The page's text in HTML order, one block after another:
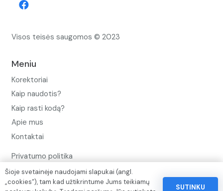
Visos teisės saugomos © 2023
Meniu
Korektoriai
Kaip naudotis?
Kaip rasti kodą?
Apie mus
Kontaktai
Privatumo politika
Pinigų ir prekių grąžinimo politika
Paslaugų naudojimo sąlygos ir taisyklės
Šioje svetainėje naudojami slapukai (angl.
„cookies“), tam kad užtikrintume Jums teikiamų
SUTINKU